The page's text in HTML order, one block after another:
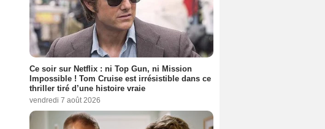
Ce soir sur Netflix : ni Top Gun, ni Mission
Impossible ! Tom Cruise est irrésistible dans ce
thriller tiré d’une histoire vraie
vendredi 7 août 2026